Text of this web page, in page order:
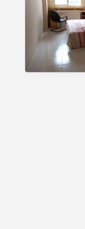
disewakan
PER
TAHUN